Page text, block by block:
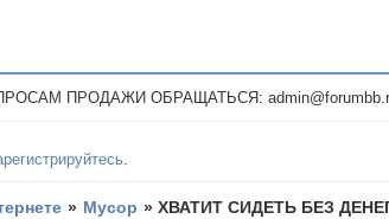
ПРОДАЖИ ОБРАЩАТЬСЯ: admin@forumbb.ru,
.
» Мусор »ХВАТИТ СИДЕТЬ БЕЗ